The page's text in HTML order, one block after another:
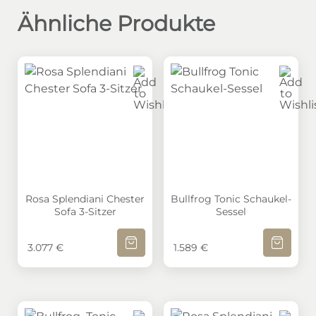
Ähnliche Produkte
Rosa Splendiani Chester Sofa 3-Sitzer
Rosa Splendiani Chester
Sofa 3-Sitzer
3.077 €
IN DEN WARENKORB
Bullfrog Tonic Schaukel-
Bullfrog Tonic Schaukel-
Sessel
1.589 €
IN DEN